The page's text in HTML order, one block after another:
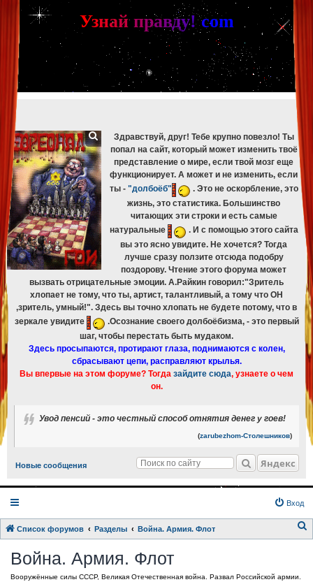
[phpBB Debug] PHP Warning : in file [ROOT]/phpbb/db/driver/mysqli.php
mysqli_fetch_assoc(): Couldn't fetch mysqli_result
[phpBB Debug] PHP Warning: in file[ROOT]/phpbb/db/driver/mysqli.php 329
mysqli_free_result(): Couldn't fetch mysqli_result
[phpBB Debug] PHP Warning
[ROOT]/phpbb/db/driver/mysqli.php on line 265
mysqli_fetch_assoc(): Couldn't fetch mysqli_result
[phpBB Debug] PHP Warning
: in file [ROOT]/phpbb/db/driver/mysqli.php on line329
mysqli_free_result(): Couldn't fetch mysqli_result
[phpBB Debug] PHP Warning: in file [ROOT]/phpbb/db/driver/mysqli.php on line 265
mysqli_fetch_assoc(): Couldn't fetch mysqli_result
[phpBB Debug] PHP Warning
[ROOT]/phpbb/db/driver/mysqli.php on line329:
mysqli_free_result(): Couldn't fetch mysqli_result
Узнай правду! com
Здравствуй, друг! Тебе крупно повезло! Ты
попал на сайт, который может изменить твоё
представление о мире, если твой мозг еще
функционирует. А может и не изменить, если
ты - "долбоёб"
. Это не оскорбление, это
жизнь, это статистика. Большинство
читающих эти строки и есть самые
натуральные
. И с помощью этого сайта
вы это ясно увидите. Не хочется? Тогда
лучше сразу ползите отсюда подобру
поздорову. Чтение этого форума может
вызвать отрицательные эмоции. А.Райкин говорил:"Зритель
хлопает не тому, что ты, артист, талантливый, а тому что ОН
,зритель, умный!". Здесь вы точно хлопать не будете потому, что в
зеркале увидите
.Осознание своего долбоёбизма, - это первый
шаг, чтобы перестать быть мудаком.
Здесь просыпаются, протирают глаза, поднимаются с колен,
сбрасывают цепи, расправляют крылья.
Вы впервые на этом форуме? Тогда зайдите сюда, узнаете о чем
он.
Увод пенсий - это честный способ отнятия денег у гоев!
(zarubezhom-Столешников)
Новые сообщения Яндекс
Вход
Список форумов Разделы Война. Армия. Флот
Война. Армия. Флот
Вооружённые силы СССР, Великая Отечественная война. Развал Российской армии.